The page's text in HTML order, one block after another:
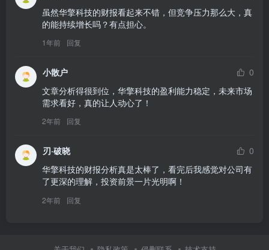
虽然华擎科技的财报看起来不错，但竞争压力那么大，真
的能持续增长吗？有点担心。
1年前 回复
小散户
0
文章分析得很到位，华擎科技的盈利能力稳定，未来市场
需求看好，真的让人动心了！
2年前 回复
刃·破晓
0
华擎科技的财报分析真是太棒了，看完后我感觉对公司有
了更深的理解，投资前景一片光明啊！
2年前 回复